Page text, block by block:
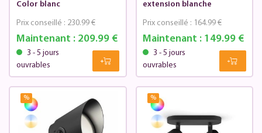
Color blanc
Maintenant :209.99 €
Prix conseillé : 230.99 €
3 - 5 jours
ouvrables
extension blanche
Maintenant : 149.99 €
Prix conseillé : 164.99 €
3 - 5 jours
ouvrables
% %